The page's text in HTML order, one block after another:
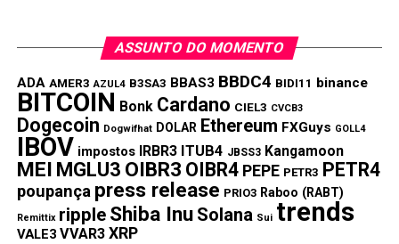
ASSUNTO DO MOMENTO
ADA AMER3 AZUL4 B3SA3 BBAS3 BBDC4 BIDI11 binance
BITCOIN Bonk Cardano CIEL3 CVCB3
Dogecoin Dogwifhat DOLAR Ethereum FXGuys GOLL4
IBOV impostos IRBR3 ITUB4 JBSS3 Kangamoon
MEI MGLU3 OIBR3 OIBR4 PEPE PETR3 PETR4
poupança press release PRIO3 Raboo (RABT)
Remittix ripple Shiba Inu Solana Sui trends
VALE3 VVAR3 XRP